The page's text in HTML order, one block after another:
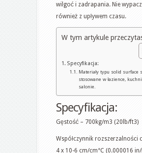
wilgoć i zadrapania. Nie
również z upływem czasu.
W tym artykule
Specyfikacja:
Materiały typu solid surface
stosowane w łazience,
salonie.
Specyfikacja:
Gęstość – 700kg/m3 (20lb/ft3)
Współczynnik rozszerzalności
4 x 10-6 cm/cm°C (0.000016 in/